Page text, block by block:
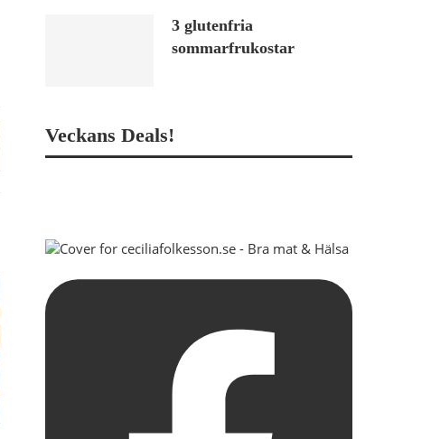
3 glutenfria
sommarfrukostar
Veckans Deals!